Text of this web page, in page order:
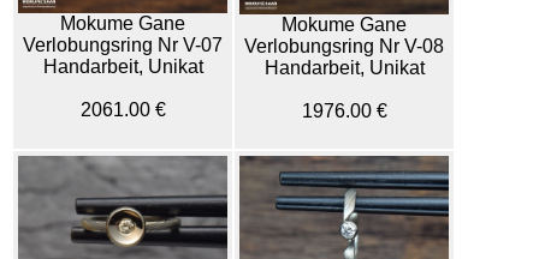
Mokume Gane
Verlobungsring Nr V-07
Handarbeit, Unikat
2061.00 €
Mokume Gane
Verlobungsring Nr V-08
Handarbeit, Unikat
1976.00 €